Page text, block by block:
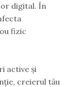
digital. În
fizic
active și
creierul tău